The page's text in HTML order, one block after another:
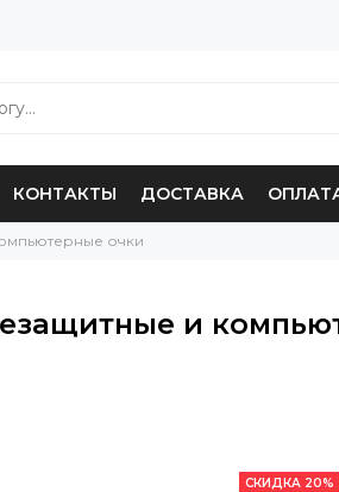
КОНТАКТЫ ДОСТАВКА
очки
и
СКИДКА 20%